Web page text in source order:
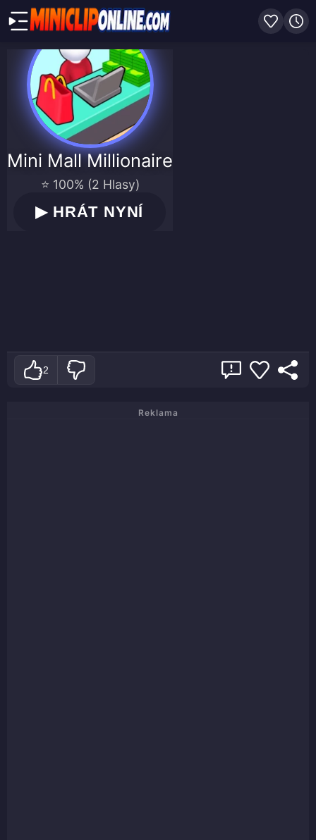
Mini Mall Millionaire
⭐ 100% (2 Hlasy)
▶ HRÁT NYNÍ
2
Reklama